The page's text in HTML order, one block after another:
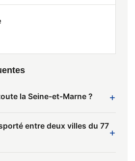
la Seine-et-Marne ?
entre deux villes du 77